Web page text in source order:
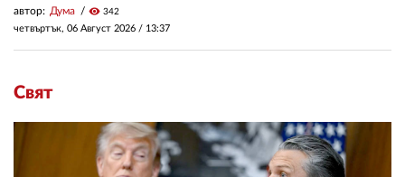
автор: Дума visibility 342
четвъртък, 06 Август 2026 / 13:37
Свят